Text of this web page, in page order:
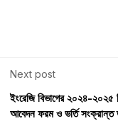
Next post
ইংরেজি বিভাগের ২০২৪-২০২৫
আবেদন ফরম ও ভর্তি সংক্রান্ত